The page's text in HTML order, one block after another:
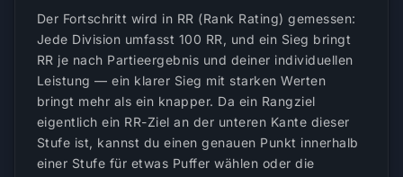
Der Fortschritt wird in RR (Rank Rating) gemessen:
Jede Division umfasst 100 RR, und ein Sieg bringt
RR je nach Partieergebnis und deiner individuellen
Leistung — ein klarer Sieg mit starken Werten
bringt mehr als ein knapper. Da ein Rangziel
eigentlich ein RR-Ziel an der unteren Kante dieser
Stufe ist, kannst du einen genauen Punkt innerhalb
einer Stufe für etwas Puffer wählen oder die